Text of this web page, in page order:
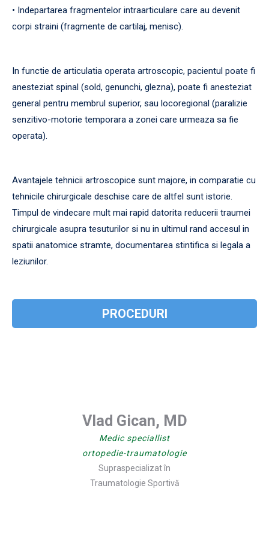
• Indepartarea fragmentelor intraarticulare care au devenit
corpi straini (fragmente de cartilaj, menisc).
In functie de articulatia operata artroscopic, pacientul poate fi
anesteziat spinal (sold, genunchi, glezna), poate fi anesteziat
general pentru membrul superior, sau locoregional (paralizie
senzitivo-motorie temporara a zonei care urmeaza sa fie
operata).
Avantajele tehnicii artroscopice sunt majore, in comparatie cu
tehnicile chirurgicale deschise care de altfel sunt istorie.
Timpul de vindecare mult mai rapid datorita reducerii traumei
chirurgicale asupra tesuturilor si nu in ultimul rand accesul in
spatii anatomice stramte, documentarea stintifica si legala a
leziunilor.
PROCEDURI
Vlad Gican, MD
Medic speciallist
ortopedie-traumatologie
Supraspecializat în
Traumatologie Sportivă